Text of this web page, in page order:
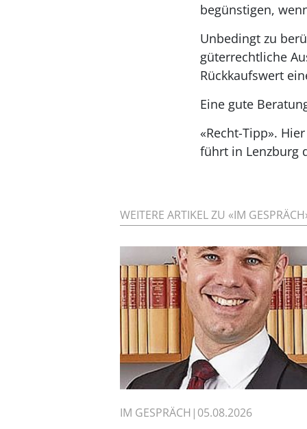
begünstigen,
Unbedingt zu
güterrechtliche
Rückkaufswert
Eine gute
«Recht-Tipp».
führt in Lenzburg
WEITERE ARTIKEL ZU «IM
IM GESPRÄCH 05.08.2026